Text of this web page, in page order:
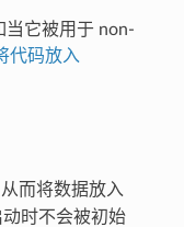
当它被用于 non-
代码放入
而将数据放入
时不会被初始